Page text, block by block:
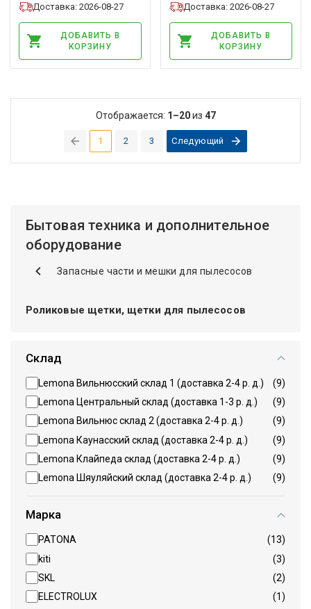
Доставка: 2026-08-27
ДОБАВИТЬ В
КОРЗИНУ
Доставка: 2026-08-27
ДОБАВИТЬ В
КОРЗИНУ
1(current)
2 3 Следующий
Отображается: 1–20из 47
Бытовая техника и дополнительное
оборудование
Запасные части и мешки для пылесосов
Роликовые щетки, щетки для пылесосов
Склад
Lemona Вильнюсский склад 1 (доставка 2-4 р. д.)
(9)
Lemona Центральный склад (доставка 1-3 р. д.)
(9)
Lemona Вильнюс склад 2 (доставка 2-4 р. д.)
(9)
Lemona Каунасский склад (доставка 2-4 р. д.)
(9)
Lemona Клайпеда склад (доставка 2-4 р. д.)
(9)
Lemona Шяуляйский склад (доставка 2-4 р. д.)
(9)
Марка
PATONA
(13)
kiti
(3)
SKL
(2)
ELECTROLUX
(1)